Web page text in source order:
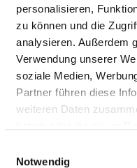
personalisieren,
zu können und die
analysieren. Außerdem
Verwendung unserer
soziale Medien,
Partner führen diese
weiteren Daten
Notwendig
91056 Erlangen
Tel.:09131-753-0
ed.rfm-
http://